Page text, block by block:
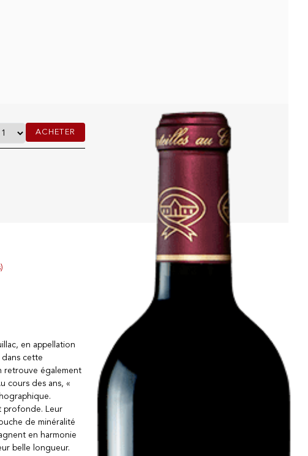
ACHETER
en appellation
cette
retrouve également
cours des ans, «
profonde. Leur
de minéralité
en harmonie
belle longueur.